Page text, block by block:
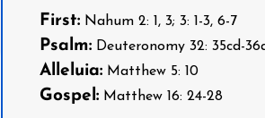
First:Nahum 2: 1, 3; 3: 1-3, 6-7
Psalm:Deuteronomy 32: 35cd-
Alleluia:Matthew 5: 10
Gospel:Matthew 16: 24-28